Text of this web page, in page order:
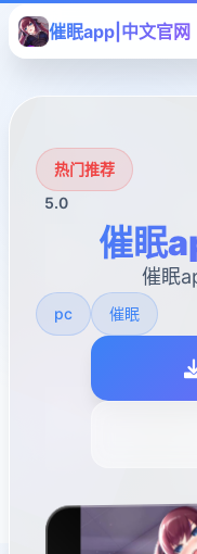
催眠app|中文官网
热门推荐
5.0
催眠
催眠
pc 催眠